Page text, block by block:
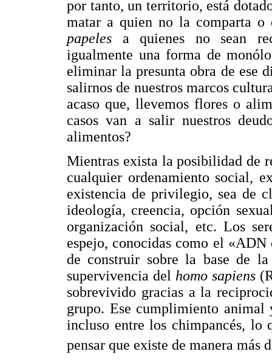
por tanto, un territorio, está
matar a quien no la comparta
papeles a quienes no sean
igualmente una forma de
eliminar la presunta obra de ese
salirnos de nuestros marcos
acaso que, llevemos flores o
casos van a salir nuestros
alimentos?
Mientras exista la posibilidad de
cualquier ordenamiento social,
existencia de privilegio, sea de
ideología, creencia, opción
organización social, etc. Los
espejo, conocidas como el «ADN
de construir sobre la base de
supervivencia del homo sapiens
sobrevivido gracias a la
grupo. Ese cumplimiento
incluso entre los chimpancés, lo
pensar que existe de manera más